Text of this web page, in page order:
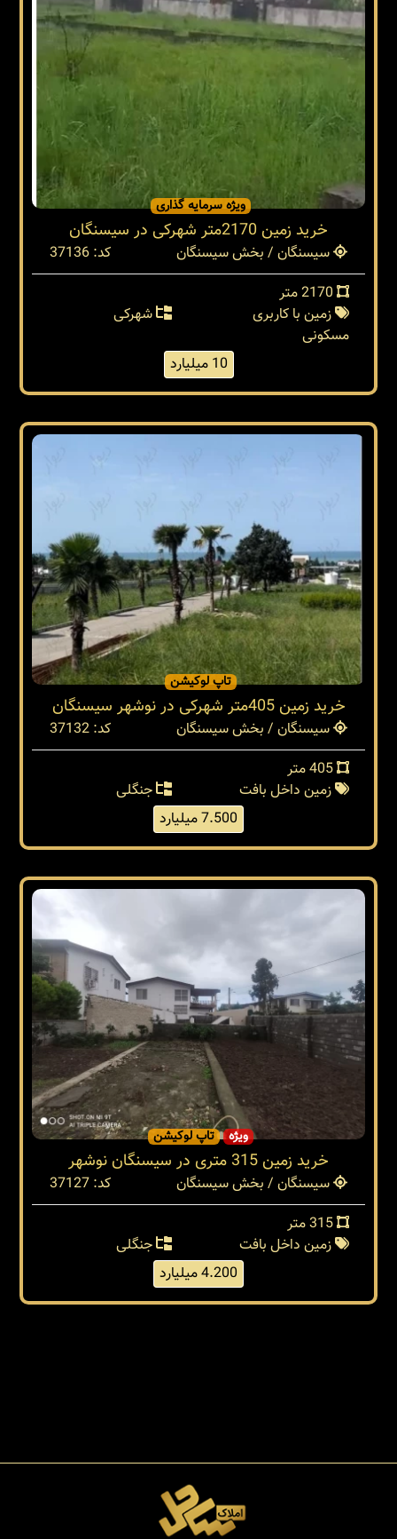
ویژه سرمایه گذاری
خرید زمین 2170متر شهرکی در سیسنگان
سیسنگان / بخش سیسنگان
کد: 37136
زمین با کاربری
مسکونی
شهرکی
10 میلیارد
تاپ لوکیشن
خرید زمین 405متر شهرکی در نوشهر سیسنگان
سیسنگان / بخش سیسنگان
کد: 37132
زمین داخل بافت
جنگلی
7.500 میلیارد
ویژه تاپ لوکیشن
خرید زمین 315 متری در سیسنگان نوشهر
سیسنگان / بخش سیسنگان
کد: 37127
زمین داخل بافت
جنگلی
4.200 میلیارد